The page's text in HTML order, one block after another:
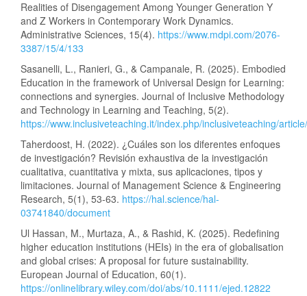
Realities of Disengagement Among Younger Generation Y
and Z Workers in Contemporary Work Dynamics.
Administrative Sciences, 15(4). https://www.mdpi.com/2076-
3387/15/4/133
Sasanelli, L., Ranieri, G., & Campanale, R. (2025). Embodied
Education in the framework of Universal Design for Learning:
connections and synergies. Journal of Inclusive Methodology
and Technology in Learning and Teaching, 5(2).
https://www.inclusiveteaching.it/index.php/inclusiveteaching/
Taherdoost, H. (2022). ¿Cuáles son los diferentes enfoques
de investigación? Revisión exhaustiva de la investigación
cualitativa, cuantitativa y mixta, sus aplicaciones, tipos y
limitaciones. Journal of Management Science & Engineering
Research, 5(1), 53-63. https://hal.science/hal-
03741840/document
Ul Hassan, M., Murtaza, A., & Rashid, K. (2025). Redefining
higher education institutions (HEIs) in the era of globalisation
and global crises: A proposal for future sustainability.
European Journal of Education, 60(1).
https://onlinelibrary.wiley.com/doi/abs/10.1111/ejed.12822